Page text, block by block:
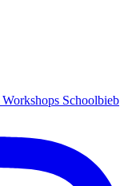
Workshops Schoolbieb